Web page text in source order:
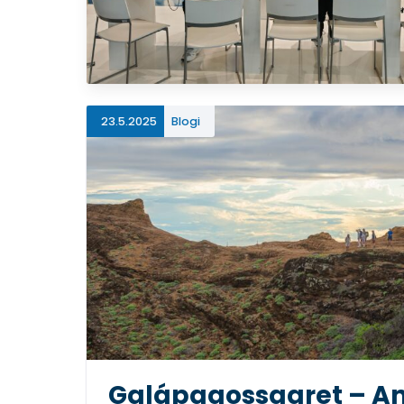
23.5.2025 Blogi
Galápagossaaret –